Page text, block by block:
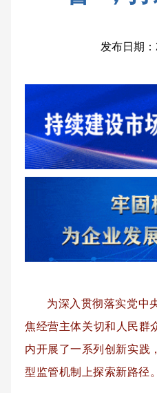
发布日期
为深入贯彻落实党中
焦经营主体关切和人民群
内开展了一系列创新实践
型监管机制上探索新路径。